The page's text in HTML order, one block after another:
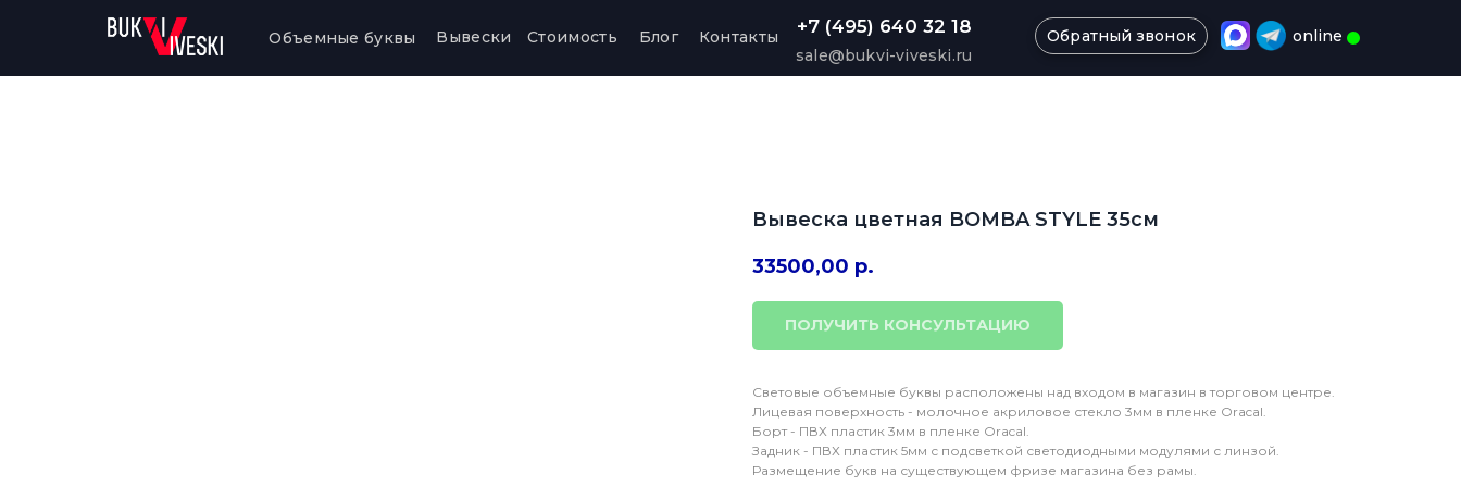
Обратный звонок
Объемные буквы Вывески Стоимость Блог Контакты +7 (495) 640 32 18
sale@bukvi-viveski.ru
online
Вывеска цветная BOMBA STYLE 35см
33500,00 р.
ПОЛУЧИТЬ КОНСУЛЬТАЦИЮ
Световые объемные буквы расположены над входом в магазин в торговом центре.
Лицевая поверхность - молочное акриловое стекло 3мм в пленке Oracal.
Борт - ПВХ пластик 3мм в пленке Oracal.
Задник - ПВХ пластик 5мм с подсветкой светодиодными модулями с линзой.
Размещение букв на существующем фризе магазина без рамы.